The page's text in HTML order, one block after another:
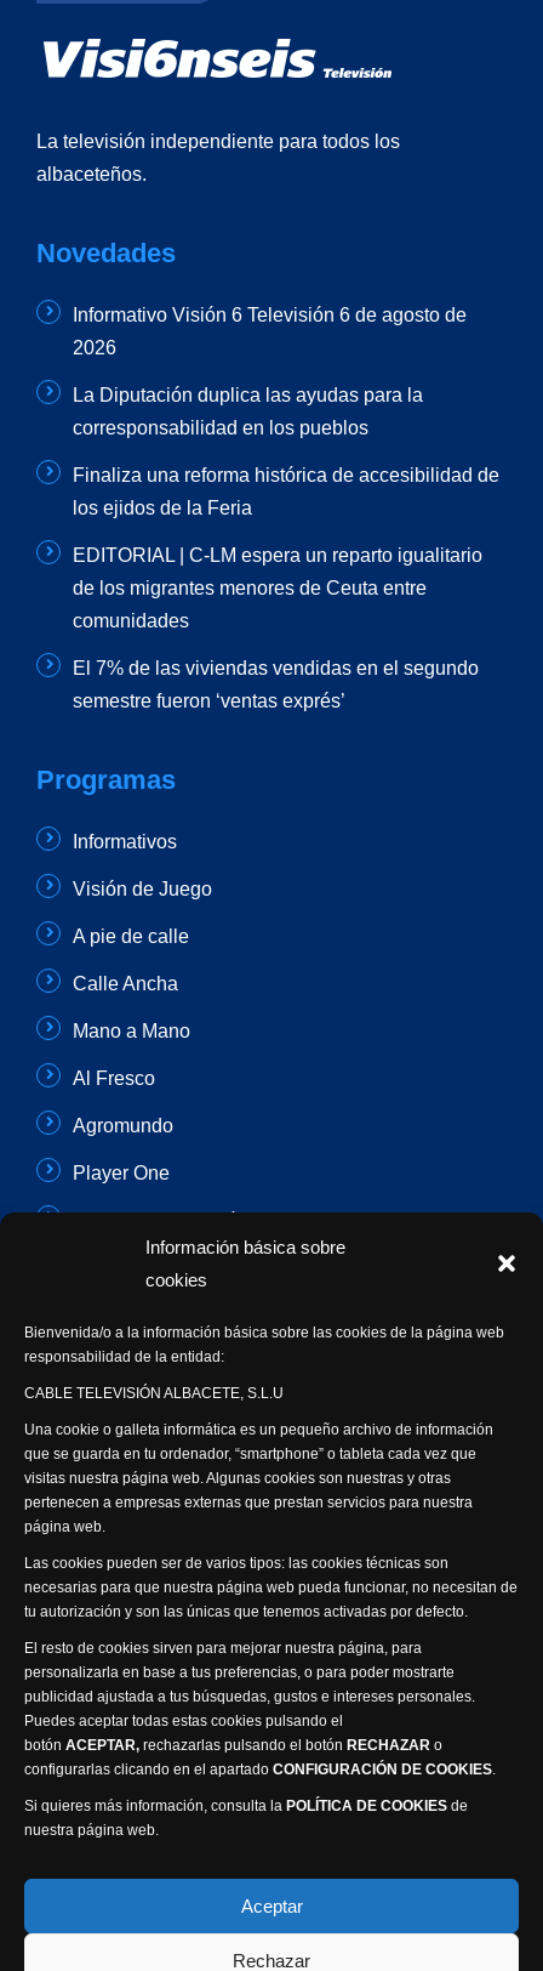
Información básica sobre
cookies
Bienvenida/o a la información básica sobre las cookies de la página web
responsabilidad de la entidad:
CABLE TELEVISIÓN ALBACETE, S.L.U
Una cookie o galleta informática es un pequeño archivo de información
que se guarda en tu ordenador, “smartphone” o tableta cada vez que
visitas nuestra página web. Algunas cookies son nuestras y otras
pertenecen a empresas externas que prestan servicios para nuestra
página web.
Las cookies pueden ser de varios tipos: las cookies técnicas son
necesarias para que nuestra página web pueda funcionar, no necesitan de
tu autorización y son las únicas que tenemos activadas por defecto.
El resto de cookies sirven para mejorar nuestra página, para
personalizarla en base a tus preferencias, o para poder mostrarte
publicidad ajustada a tus búsquedas, gustos e intereses personales.
Puedes aceptar todas estas cookies pulsando el
botón ACEPTAR, rechazarlas pulsando el botón RECHAZAR o
configurarlas clicando en el apartado CONFIGURACIÓN DE COOKIES.
Si quieres más información, consulta la POLÍTICA DE COOKIES de
nuestra página web.
Aceptar
Rechazar
La televisión independiente para todos los
albaceteños.
Novedades
Informativo Visión 6 Televisión 6 de agosto de
2026
La Diputación duplica las ayudas para la
corresponsabilidad en los pueblos
Finaliza una reforma histórica de accesibilidad de
los ejidos de la Feria
EDITORIAL | C-LM espera un reparto igualitario
de los migrantes menores de Ceuta entre
comunidades
El 7% de las viviendas vendidas en el segundo
semestre fueron ‘ventas exprés’
Programas
Informativos
Visión de Juego
A pie de calle
Calle Ancha
Mano a Mano
Al Fresco
Agromundo
Player One
Síguenos
Política de privacidad
Política de cookies
Accesibilidad
Compromiso con la protección de datos personales
Visión Seis Televisión © 2014 Parque Empresarial
Ajusa, Calle 1 nº1, Ctra. Ayora - km 2.2, 02006